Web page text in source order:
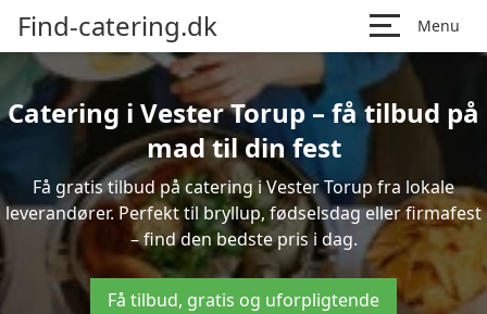
Find-catering.dk Menu
Catering i Vester Torup – få tilbud på
mad til din fest
Få gratis tilbud på catering i Vester Torup fra lokale
leverandører. Perfekt til bryllup, fødselsdag eller firmafest
– find den bedste pris i dag.
Få tilbud, gratis og uforpligtende